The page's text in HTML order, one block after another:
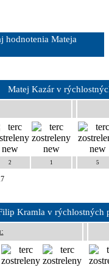
hodnotenia Mateja
Matej Kazár v
2 1 5
Kramla v rýchlostných